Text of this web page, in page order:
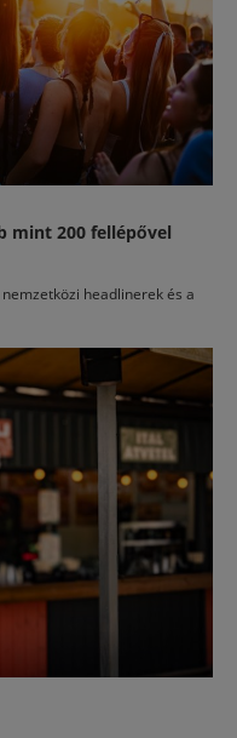
mint 200 fellépővel
headlinerek és a